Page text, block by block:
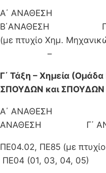
Α΄
Β΄ΑΝΑΘΕΣΗ Γ΄
(με πτυχίο Χημ.
–
Γ΄ Τάξη – Χημεία
ΣΠΟΥΔΩΝ και ΣΠΟΥΔΩΝ
Α΄
ΑΝΑΘΕΣΗ Γ΄
ΠΕ04.02, ΠΕ85 (με
ΠΕ04 (01, 03, 04,